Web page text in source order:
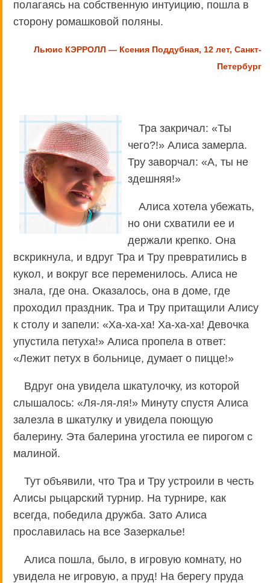
полагаясь на собственную интуицию, пошла в
сторону ромашковой поляны.
Льюис КЭРРОЛЛ — Ксения Поддубная, 12 лет, Санкт-
Петербург
Тра закричал: «Ты
чего?!» Алиса замерла.
Тру заворчал: «А, ты не
здешняя!»
Алиса хотела убежать,
но они схватили ее и
держали крепко. Она
вскрикнула, и вдруг Тра и Тру превратились в
кукол, и вокруг все переменилось. Алиса не
знала, где она. Оказалось, она в доме, где
проходил праздник. Тра и Тру притащили Алису
к столу и запели: «Ха-ха-ха! Ха-ха-ха! Девочка
упустила петуха!» Алиса пропела в ответ:
«Лежит петух в больнице, думает о пицце!»
Вдруг она увидела шкатулочку, из которой
слышалось: «Ля-ля-ля!» Минуту спустя Алиса
залезла в шкатулку и увидела поющую
балерину. Эта балерина угостила ее пирогом с
малиной.
Тут объявили, что Тра и Тру устроили в честь
Алисы рыцарский турнир. На турнире, как
всегда, победила дружба. Зато Алиса
прославилась на все Зазеркалье!
Алиса пошла, было, в игровую комнату, но
увидела не игровую, а пруд! На берегу пруда